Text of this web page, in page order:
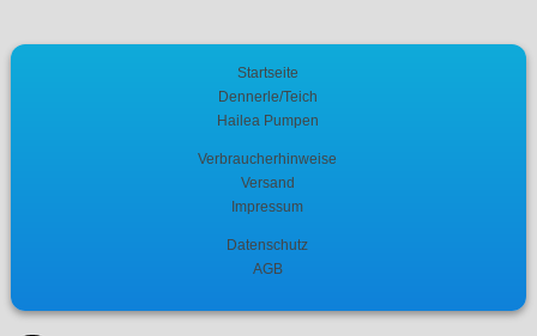
Startseite
Dennerle/Teich
Hailea Pumpen
Verbraucherhinweise
Versand
Impressum
Datenschutz
AGB